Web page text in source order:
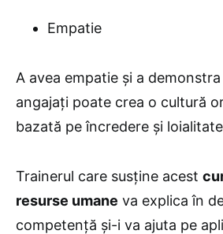
Empatie
A avea empatie și a
angajați poate crea o cultură
bazată pe încredere și
Trainerul care susține acest
resurse umane va explica în
competență și-i va ajuta pe